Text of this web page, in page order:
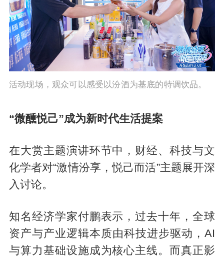
活动现场，观众可以感受以汾酒为基底的特调饮品。
“微醺悦己”成为新时代生活提案
在大赏主题演讲环节中，财经、科技与文
化学者对“激情汾享，悦己而活”主题展开深
入讨论。
知名经济学家付鹏表示，过去十年，全球
资产与产业逻辑本质由科技进步驱动，AI
与算力基础设施成为核心主线。而真正影